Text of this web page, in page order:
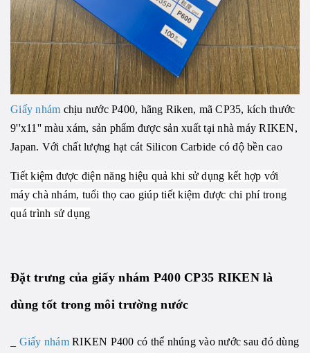
Giấy nhám chịu nước P400, hãng Riken, mã CP35, kích thước
9''x11'' màu xám, sản phẩm được sản xuất tại nhà máy RIKEN,
Japan. Với chất lượng hạt cát Silicon Carbide cóđộ bền cao
Tiết kiệm được điện năng hiệu quả khi sử dụng kết hợp với
máy chà nhám, tuổi thọ cao giúp tiết kiệm được chi phí trong
quá trình sử dụng
Đặt trưng của giấy nhám P400 CP35 RIKEN là
dùng tốt trong môi trường nước
Giấy nhámRIKEN P400 có thể nhúng vào nước sau đó dùng